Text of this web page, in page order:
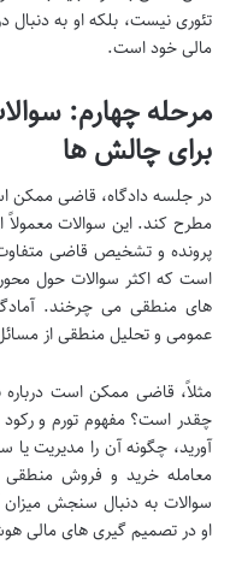
تئوری نیست، بلکه او به
مالی خود است.
مرحله چهارم:
برای چالش ها
در جلسه دادگاه، قاضی ممکن
مطرح کند. این سوالات
پرونده و تشخیص قاضی
است که اکثر سوالات حول
های منطقی می چرخند.
عمومی و تحلیل منطقی از
مثلاً، قاضی ممکن است درباره
چقدر است؟ مفهوم تورم و
آورید، چگونه آن را مدیریت
معامله خرید و فروش منطقی
سوالات به دنبال سنجش میزان
او در تصمیم گیری های مالی